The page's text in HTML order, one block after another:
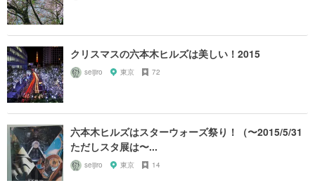
クリスマスの六本木ヒルズは美しい！2015
seijiro 東京 72
六本木ヒルズはスターウォーズ祭り！（〜2015/5/31
ただしスタ展は〜...
seijiro 東京 14